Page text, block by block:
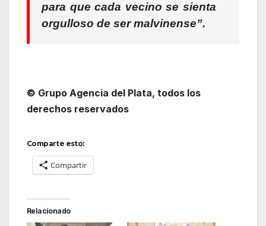
para que cada vecino se sienta
orgulloso de ser malvinense”.
© Grupo Agencia del Plata, todos los
derechos reservados
Comparte esto:
Compartir
Relacionado